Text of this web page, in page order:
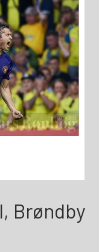
Brøndby